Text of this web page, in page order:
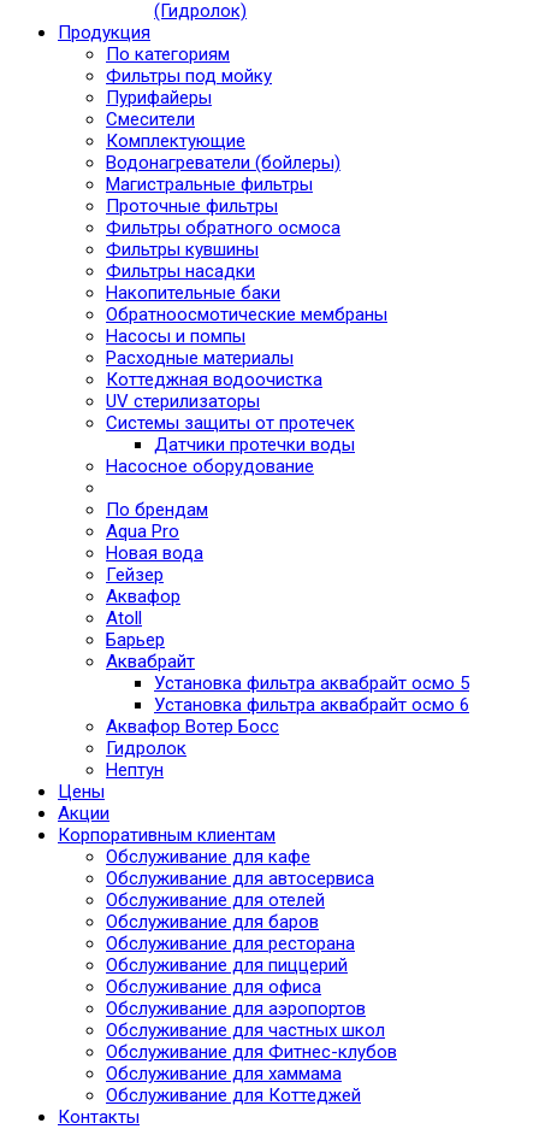
(Гидролок)
Продукция
По категориям
Фильтры под мойку
Пурифайеры
Смесители
Комплектующие
Водонагреватели (бойлеры)
Магистральные фильтры
Проточные фильтры
Фильтры обратного осмоса
Фильтры кувшины
Фильтры насадки
Накопительные баки
Обратноосмотические мембраны
Насосы и помпы
Расходные материалы
Коттеджная водоочистка
UV стерилизаторы
Системы защиты от протечек
Датчики протечки воды
Насосное оборудование
По брендам
Aqua Pro
Новая вода
Гейзер
Аквафор
Atoll
Барьер
Аквабрайт
Установка фильтра аквабрайт осмо 5
Установка фильтра аквабрайт осмо 6
Аквафор Вотер Босс
Гидролок
Нептун
Цены
Акции
Корпоративным клиентам
Обслуживание для кафе
Обслуживание для автосервиса
Обслуживание для отелей
Обслуживание для баров
Обслуживание для ресторана
Обслуживание для пиццерий
Обслуживание для офиса
Обслуживание для аэропортов
Обслуживание для частных школ
Обслуживание для Фитнес-клубов
Обслуживание для хаммама
Обслуживание для Коттеджей
Контакты